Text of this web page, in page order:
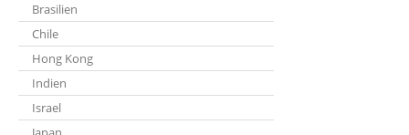
Brasilien
Chile
Hong Kong
Indien
Israel